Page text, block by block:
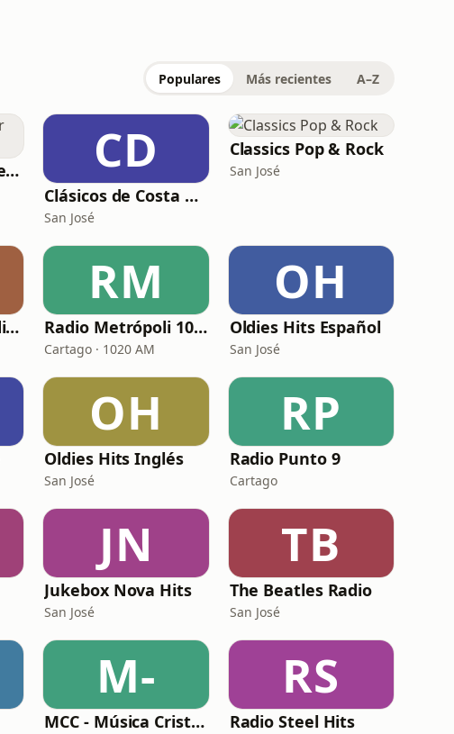
Populares Más recientes A–Z
Recuerdos del Ayer Radio CD
Clásicos de Costa Rica
San José
Classics Pop & Rock
San José
Generación X Radio Tropical
RM
Radio Metrópoli 1020 AM
Cartago · 1020 AM
OH
Oldies Hits Español
San José
OH
Oldies Hits Inglés
San José
RP
Radio Punto 9
Cartago
JN
Jukebox Nova Hits
San José
TB
The Beatles Radio
San José
M-
MCC - Música Cristiana Conservadora
RS
Radio Steel Hits